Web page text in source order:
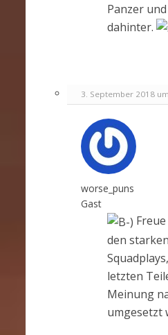
Panzer
dahinter.
3. September 2018
worse_puns
Gast
den
letzten
Meinung
umgesetzt